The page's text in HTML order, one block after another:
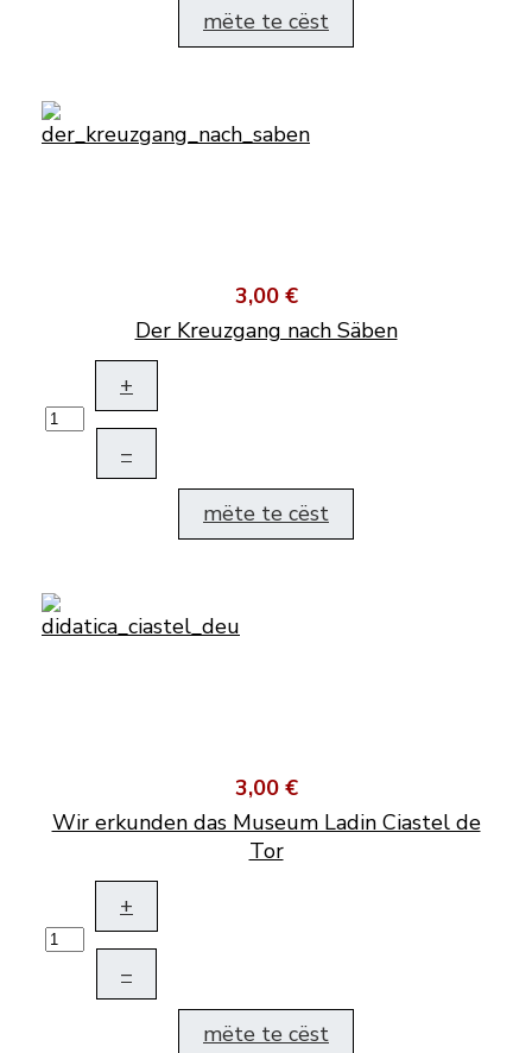
mëte te cëst
3,00 €
Der Kreuzgang nach Säben
+
–
mëte te cëst
3,00 €
Wir erkunden das Museum Ladin Ciastel de
Tor
+
–
mëte te cëst